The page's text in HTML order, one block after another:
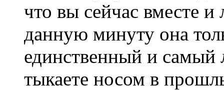
что вы сейчас вместе
данную минуту она
единственный и
тыкаете носом в